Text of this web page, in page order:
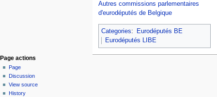
Autres commissions parlementaires
d'eurodéputés de Belgique
Categories:
Eurodéputés BE
Eurodéputés LIBE
Page actions
Page
Discussion
View source
History